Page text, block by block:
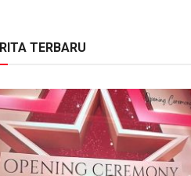
TERBARU